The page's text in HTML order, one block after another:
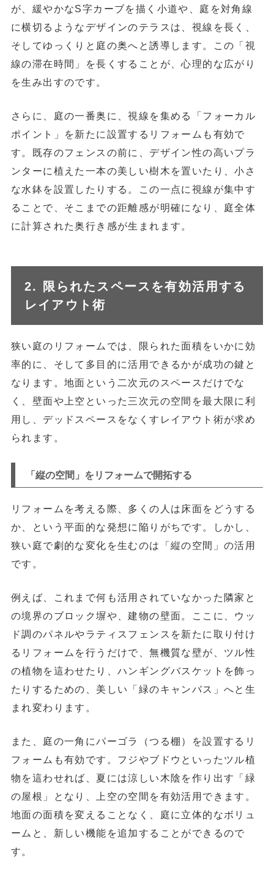
が、緩やかなS字カーブを描く小道や、庭を対角線
に横切るようなデザインのテラスは、視線を長く、
そしてゆっくりと庭の奥へと誘導します。この「視
線の滞在時間」を長くすることが、心理的な広がり
を生み出すのです。
さらに、庭の一番奥に、視線を集める「フォーカル
ポイント」を新たに設置するリフォーム も有効で
す。既存のフェンスの前に、デザイン性の高いプラ
ンターに植えた一本の美しい樹木を置いたり、小さ
な水鉢を設置したりする。この一点に視線が集中す
ることで、そこまでの距離感が明確になり、庭全体
に計算された奥行き感が生まれます。
2. 限られたスペースを有効活用する
レイアウト術
狭い庭のリフォームでは、限られた面積をいかに効
率的に、そして多目的に活用できるかが成功の鍵と
なります。地面という二次元のスペースだけでな
く、壁面や上空といった三次元の空間を最大限に利
用し、デッドスペースをなくすレイアウト術が求め
られます。
「縦の空間」をリフォームで開拓する
リフォームを考える際、多くの人は床面をどうする
か、という平面的な発想に陥りがちです。しかし、
狭い庭で劇的な変化を生むのは「縦の空間」の活用
です。
例えば、これまで何も活用されていなかった 隣家と
の境界のブロック塀や、建物の壁面。ここに、ウッ
ド調のパネルやラティスフェンスを新たに取り付け
るリフォームを行うだけで、無機質な壁が、ツル性
の植物を這わせたり、ハンギングバスケットを飾っ
たりするための、美しい「緑のキャンバス」へと生
まれ変わります。
また、庭の一角にパーゴラ（つる棚）を設置するリ
フォームも有効です。フジやブドウといったツル植
物を這わせれば、夏には涼しい木陰を作り出す「緑
の屋根」となり、上空の空間を有効活用できます。
地面の面積を変えることなく、庭に立体的なボリュ
ームと、新しい機能を追加することができるので
す。